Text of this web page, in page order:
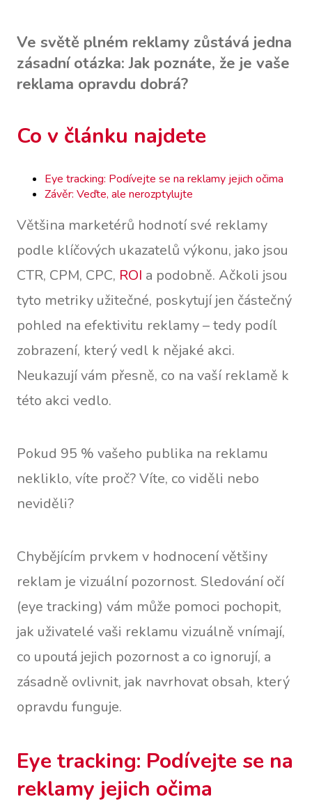
Ve světě plném reklamy zůstává jedna
zásadní otázka: Jak poznáte, že je vaše
reklama opravdu dobrá?
Co v článku najdete
Eye tracking: Podívejte se na reklamy jejich očima
Závěr: Veďte, ale nerozptylujte
Většina marketérů hodnotí své reklamy
podle klíčových ukazatelů výkonu, jako jsou
CTR, CPM, CPC, ROI a podobně. Ačkoli jsou
tyto metriky užitečné, poskytují jen částečný
pohled na efektivitu reklamy – tedy podíl
zobrazení, který vedl k nějaké akci.
Neukazují vám přesně, co na vaší reklamě k
této akci vedlo.
Pokud 95 % vašeho publika na reklamu
nekliklo, víte proč? Víte, co viděli nebo
neviděli?
Chybějícím prvkem v hodnocení většiny
reklam je vizuální pozornost. Sledování očí
(eye tracking) vám může pomoci pochopit,
jak uživatelé vaši reklamu vizuálně vnímají,
co upoutá jejich pozornost a co ignorují, a
zásadně ovlivnit, jak navrhovat obsah, který
opravdu funguje.
Eye tracking: Podívejte se na
reklamy jejich očima